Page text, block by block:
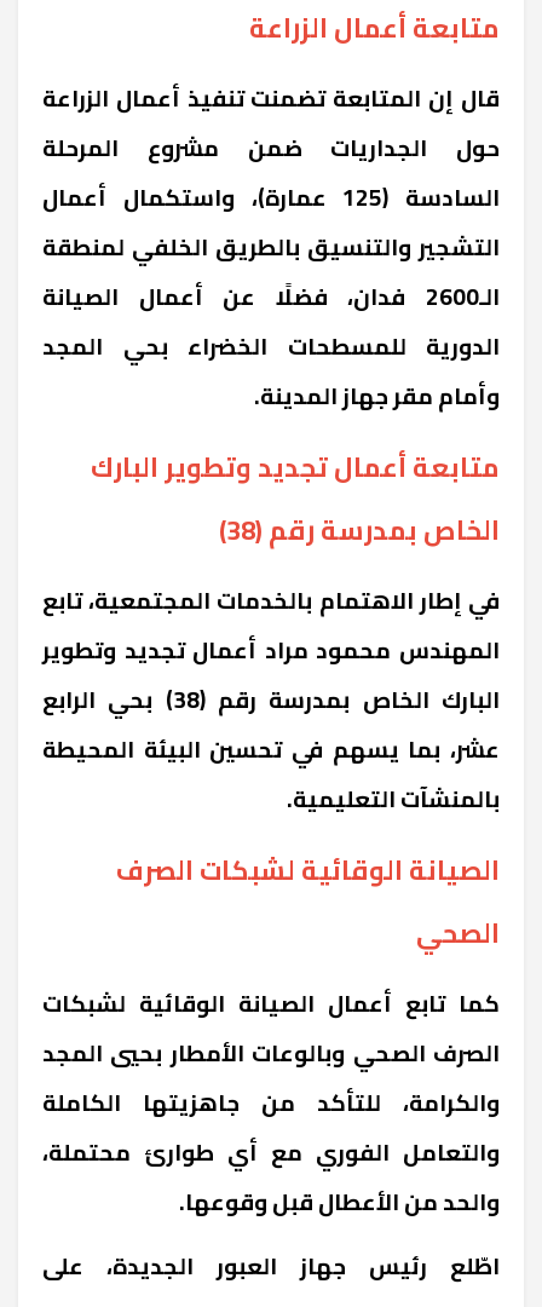
متابعة أعمال الزراعة
قال إن المتابعة تضمنت تنفيذ أعمال الزراعة
حول الجداريات ضمن مشروع المرحلة
السادسة (125 عمارة)، واستكمال أعمال
التشجير والتنسيق بالطريق الخلفي لمنطقة
الـ2600 فدان، فضلًا عن أعمال الصيانة
الدورية للمسطحات الخضراء بحي المجد
وأمام مقر جهاز المدينة.
متابعة أعمال تجديد وتطوير البارك
الخاص بمدرسة رقم (38)
في إطار الاهتمام بالخدمات المجتمعية، تابع
المهندس محمود مراد أعمال تجديد وتطوير
البارك الخاص بمدرسة رقم (38) بحي الرابع
عشر، بما يسهم في تحسين البيئة المحيطة
بالمنشآت التعليمية.
الصيانة الوقائية لشبكات الصرف
الصحي
كما تابع أعمال الصيانة الوقائية لشبكات
الصرف الصحي وبالوعات الأمطار بحيي المجد
والكرامة، للتأكد من جاهزيتها الكاملة
والتعامل الفوري مع أي طوارئ محتملة،
والحد من الأعطال قبل وقوعها.
اطّلع رئيس جهاز العبور الجديدة، على